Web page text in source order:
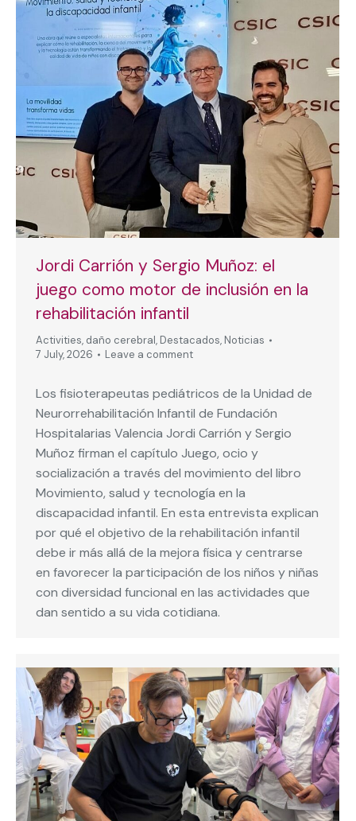
Jordi Carrión y Sergio Muñoz: el
juego como motor de inclusión en la
rehabilitación infantil
Activities, daño cerebral, Destacados, Noticias
7 July, 2026
Leave a comment
Los fisioterapeutas pediátricos de la Unidad de
Neurorrehabilitación Infantil de Fundación
Hospitalarias Valencia Jordi Carrión y Sergio
Muñoz firman el capítulo Juego, ocio y
socialización a través del movimiento del libro
Movimiento, salud y tecnología en la
discapacidad infantil. En esta entrevista explican
por qué el objetivo de la rehabilitación infantil
debe ir más allá de la mejora física y centrarse
en favorecer la participación de los niños y niñas
con diversidad funcional en las actividades que
dan sentido a su vida cotidiana.